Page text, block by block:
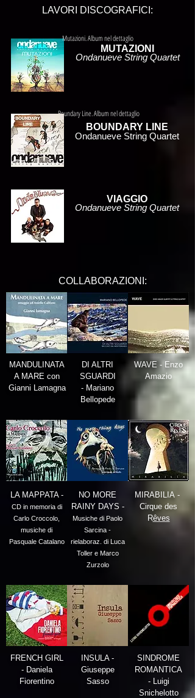
MUTAZIONI
Ondanueve String Quartet
Mutazioni. Album nel dettaglio
Boundary Line. Album nel dettaglio
BOUNDARY LINE
Ondanueve String Quartet
VIAGGIO
Ondanueve String Quartet
FRENCH GIRL
- Daniela
Fiorentino
INSULA -
Giuseppe
Sasso
SINDROME
ROMANTICA
- Luigi
Snichelotto
LA MAPPATA -
CD in memoria di
Carlo Croccolo,
musiche di
Pasquale Catalano
NO MORE
RAINY DAYS -
Musiche di Paolo
Sarcina -
rielaboraz. di Luca
Toller e Marco
Zurzolo
MIRABILIA -
Cirque des
Rêves
MANDULINATA
A MARE con
Gianni Lamagna
DI ALTRI
SGUARDI
- Mariano
Bellopede
WAVE - Enzo
Amazio
COLLABORAZIONI:
LAVORI DISCOGRAFICI: